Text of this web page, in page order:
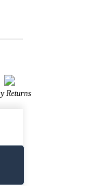
Returns